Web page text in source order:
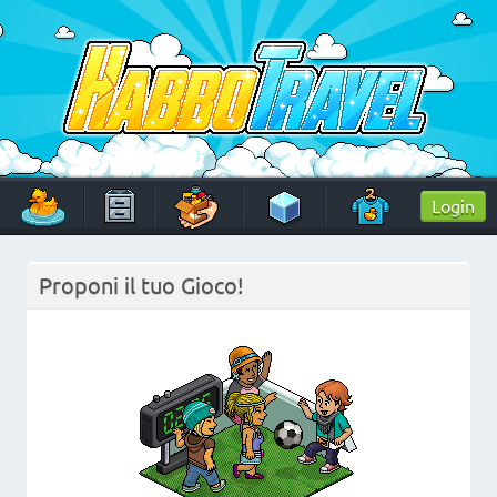
to
content
HabboTravel
Un viaggio di pixel!
Login
Proponi il tuo Gioco!